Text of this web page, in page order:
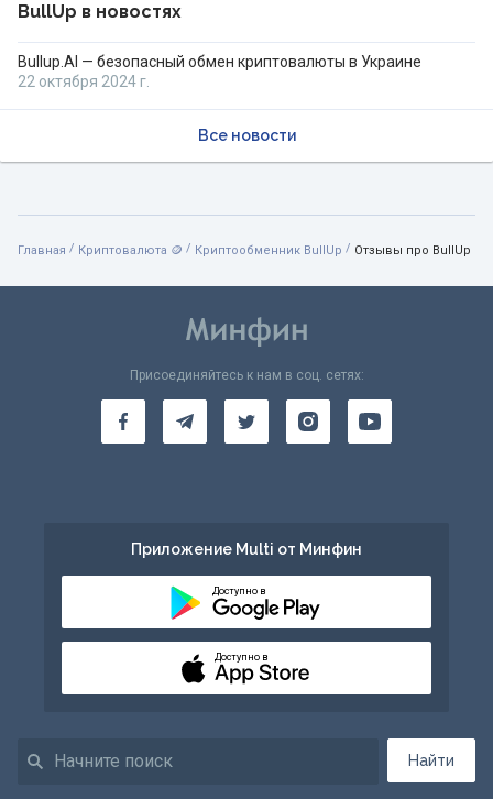
BullUp в новостях
Bullup.AI — безопасный обмен криптовалюты в Украине
22 октября 2024 г.
Все новости
Главная / Криптовалюта 🪙 / Криптообменник BullUp / Отзывы про BullUp
Найти
Присоединяйтесь к нам в соц. сетях:
Приложение Multi от Минфин
Доступно в
Доступно в